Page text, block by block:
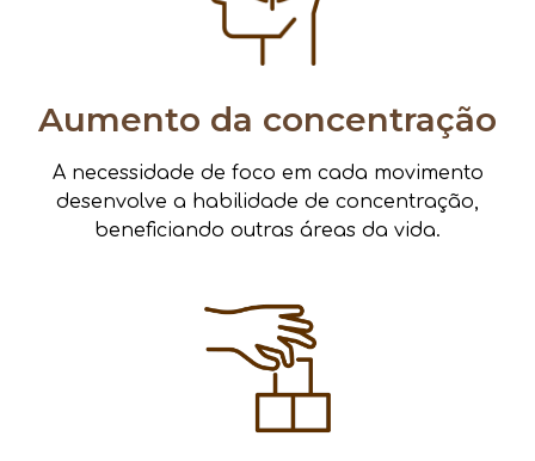
Aumento da concentração
A necessidade de foco em cada movimento
desenvolve a habilidade de concentração,
beneficiando outras áreas da vida.